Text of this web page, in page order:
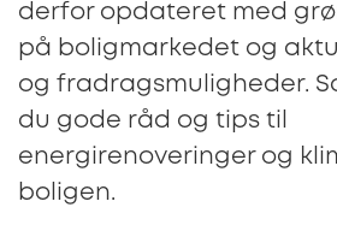
derfor opdateret med
på boligmarkedet og
og fradragsmuligheder.
du gode råd og tips til
energirenoveringer og
boligen.